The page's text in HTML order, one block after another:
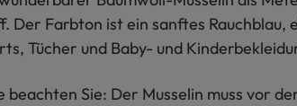
Der Farbton ist ein sanftes
Tücher und Baby- und
beachten Sie: Der Musselin muss vor